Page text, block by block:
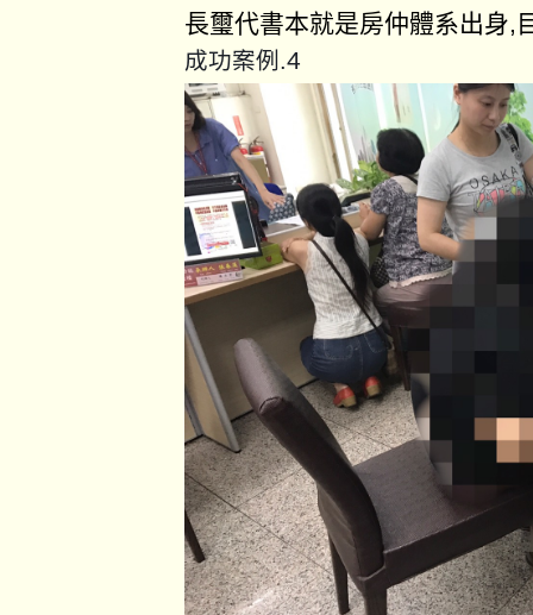
長璽代書本就是房仲體系出身,
成功案例.4